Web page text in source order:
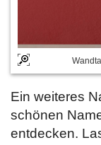
Ein weiteres
schönen
entdecken.